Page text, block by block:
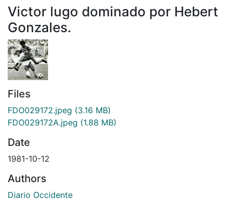
Victor lugo dominado por Hebert
Gonzales.
Files
FDO029172.jpeg (3.16 MB)
FDO029172A.jpeg (1.88 MB)
Date
1981-10-12
Authors
Diario Occidente